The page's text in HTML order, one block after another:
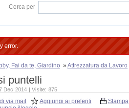
Cerca per
error.
Fai da te, Giardino »Attrezzatura da Lavoro
puntelli
Dec 2014 | Visite: 875
via mail Aggiungi ai preferiti
Stampa